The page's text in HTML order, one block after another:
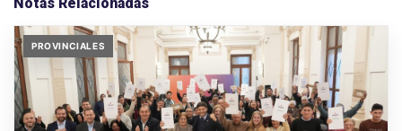
PROVINCIALES